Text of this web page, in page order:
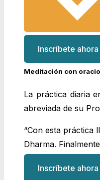
Inscríbete ahora
Meditación con
La práctica diaria
abreviada de su
“Con esta práctica
Dharma.
Inscríbete ahora